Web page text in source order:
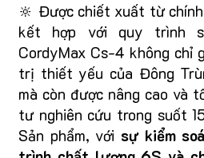
🔆 Được chiết xuất từ
kết hợp với quy trình
CordyMax Cs-4 không chỉ
trị thiết yếu của Đông
mà còn được nâng cao và
tư nghiên cứu trong suốt
Sản phẩm, với sự kiểm